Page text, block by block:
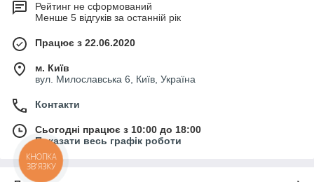
Рейтинг не сформований
Менше 5 відгуків за останній рік
Працює з 22.06.2020
м. Київ
вул. Милославська 6, Київ, Україна
Контакти
Сьогодні працює з 10:00 до 18:00
Показати весь графік роботи
КНОПКА
ЗВ'ЯЗКУ